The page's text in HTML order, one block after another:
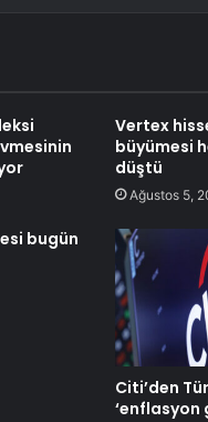
Vertex
büyümesi
düştü
Ağustos 5,
bugün
Citi’den
‘enflasyon